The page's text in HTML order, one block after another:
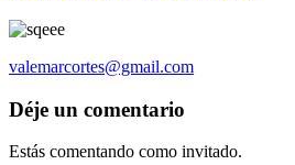
valemarcortes@gmail.com
Déje un comentario
Estás comentando como invitado.